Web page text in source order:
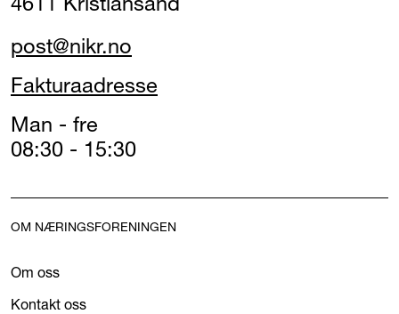
post@nikr.no
Fakturaadresse
Man - fre
08:30 - 15:30
OM NÆRINGSFORENINGEN
Om oss
Kontakt oss